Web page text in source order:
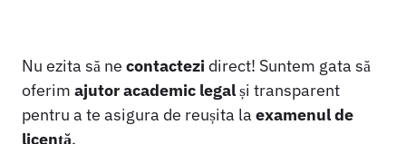
Nu ezita să ne contactezi direct! Suntem gata să
oferim ajutor academic legalși transparent
pentru a te asigura de reușita la examenul de
licență.